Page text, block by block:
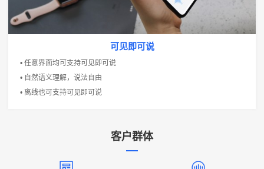
可见即可说
• 任意界面均可支持可见即可说
• 自然语义理解，说法自由
• 离线也可支持可见即可说
客户群体